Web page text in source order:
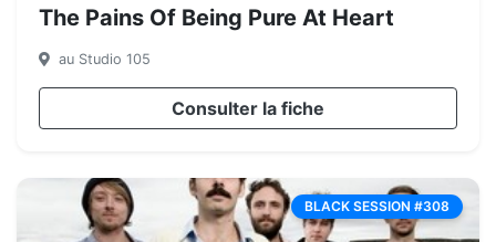
The Pains Of Being Pure At Heart
au Studio 105
Consulter la fiche
BLACK SESSION #308